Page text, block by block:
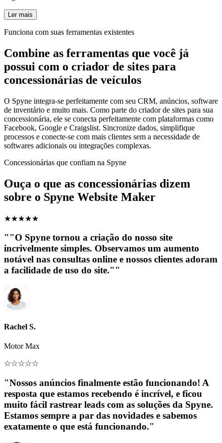
Ler mais
Funciona com suas ferramentas existentes
Combine as ferramentas que você já
possui com o criador de sites para
concessionárias de veículos
O Spyne integra-se perfeitamente com seu CRM, anúncios, software
de inventário e muito mais. Como parte do criador de sites para sua
concessionária, ele se conecta perfeitamente com plataformas como
Facebook, Google e Craigslist. Sincronize dados, simplifique
processos e conecte-se com mais clientes sem a necessidade de
softwares adicionais ou integrações complexas.
Concessionárias que confiam na Spyne
Ouça o que as concessionárias dizem
sobre o Spyne Website Maker
★★★★★
""O Spyne tornou a criação do nosso site
incrivelmente simples. Observamos um aumento
notável nas consultas online e nossos clientes adoram
a facilidade de uso do site.""
Rachel S.
Motor Max
☆☆☆☆☆
"Nossos anúncios finalmente estão funcionando! A
resposta que estamos recebendo é incrível, e ficou
muito fácil rastrear leads com as soluções da Spyne.
Estamos sempre a par das novidades e sabemos
exatamente o que está funcionando."